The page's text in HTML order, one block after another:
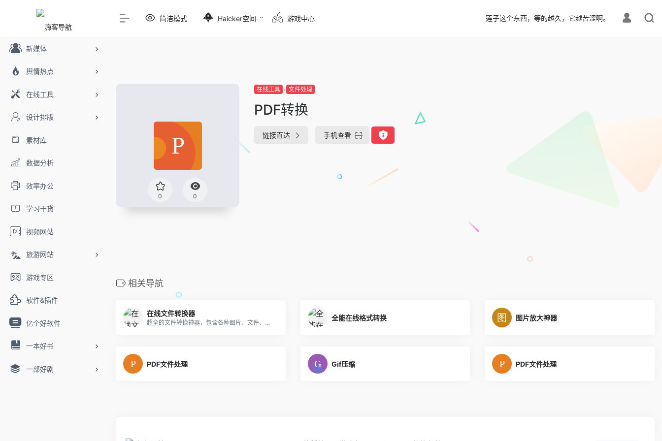
新媒体
舆情热点
在线工具
设计排版
素材库
数据分析
效率办公
学习干货
视频网站
旅游网站
游戏专区
软件&插件
亿个好软件
一本好书
一部好剧
简洁模式 Haicker空间 游戏中心 莲子这个东西，等的越久，它越苦涩啊。
0 0
在线工具 文件处理
PDF转换
链接直达 手机查看
相关导航
在线文件转换器
超全的文件转换神器，包含各种图片、文件、视频
全能在线格式转换 图片放大神器
PDF文件处理 Gif压缩 PDF文件处理